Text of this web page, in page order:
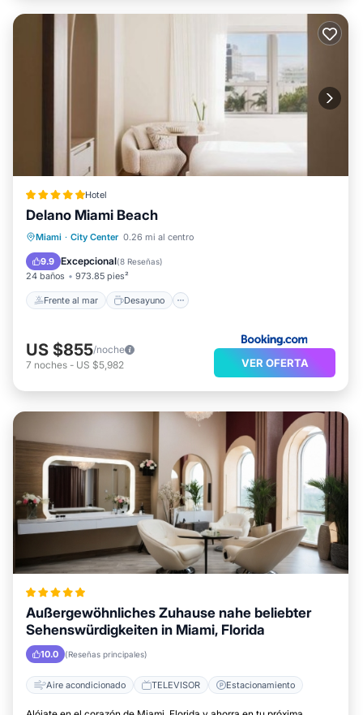
Hotel
Delano Miami Beach
Miami · City Center 0.26 mi al centro
9.9 Excepcional(8 Reseñas)
24 baños 973.85 pies²
Frente al mar Desayuno
Frente al mar
Desayuno
Aparcamiento
US $855/noche
7 noches - US $5,982 VER OFERTA
Außergewöhnliches Zuhause nahe beliebter
Sehenswürdigkeiten in Miami, Florida
10.0 (Reseñas principales)
Aire acondicionado TELEVISOR Estacionamiento